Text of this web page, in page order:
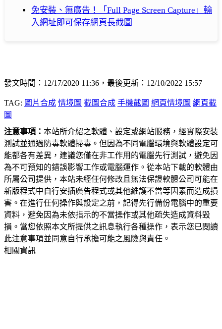
免安裝、無廣告！「Full Page Screen Capture」輸
入網址即可保存網頁長截圖
發文時間：12/17/2020 11:36，最後更新：12/10/2022 15:57
TAG: 圖片合成 情境圖 截圖合成 手機截圖 網頁情境圖 網頁截
圖
注意事項： 本站所介紹之軟體、設定或網站服務，經實際安裝
測試並通過防毒軟體掃毒。但因為不同電腦環境與軟體設定可
能都各有差異，建議您僅在非工作用的電腦先行測試，避免因
為不可預知的錯誤影響工作或電腦運作。從本站下載的軟體由
所屬公司提供，本站未經任何修改且無法保證軟體公司可能在
新版程式中自行安插廣告程式或其他維護不當等因素而造成損
害。在進行任何操作與設定之前，記得先行備份電腦中的重要
資料，避免因為未依指示的不當操作或其他疏失造成資料毀
損。當您依照本文所提供之訊息執行各種操作，表示您已閱讀
此注意事項並同意自行承擔可能之風險與責任。
相關資訊